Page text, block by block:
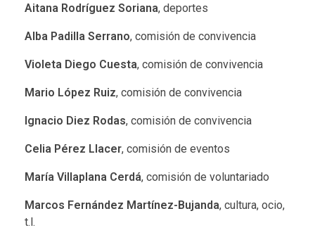
Aitana Rodríguez Soriana, deportes
Alba Padilla Serrano, comisión de convivencia
Violeta Diego Cuesta, comisión de convivencia
Mario López Ruiz, comisión de convivencia
Ignacio Diez Rodas, comisión de convivencia
Celia Pérez Llacer, comisión de eventos
María Villaplana Cerdá, comisión de voluntariado
Marcos Fernández Martínez-Bujanda, cultura, ocio,
t.l.